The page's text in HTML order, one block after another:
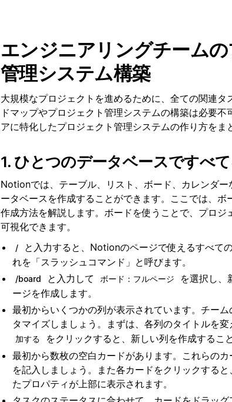
エンジニアリングチーム
管理システム構築
大規模なプロジェクトを進めるために、全ての関連タ
ドマップやプロジェクト管理システムの構築は必要
アに特化したプロジェクト管理システムの作り方をま
1. ひとつのデータベースですべ
Notionでは、テーブル、リスト、ボード、カレンダ
ータベースを作成することができます。ここでは、ボ
作成方法を解説します。ボードを使うことで、プロジ
可視化できます。
/
と入力すると、Notionのページで使えるすべて
れを「スラッシュコマンド」と呼びます。
/board と入力して ボード：フルページ
を選択し、
ージを作成します。
最初からいくつかの列が表示されています。チー
タマイズしましょう。まずは、各列のタイトルを変
加する
をクリックすると、新しい列を作成するこ
最初から数枚の空白カードがあります。これらの
を記入しましょう。また各カードをクリックする
たプロパティが上部に表示されます。